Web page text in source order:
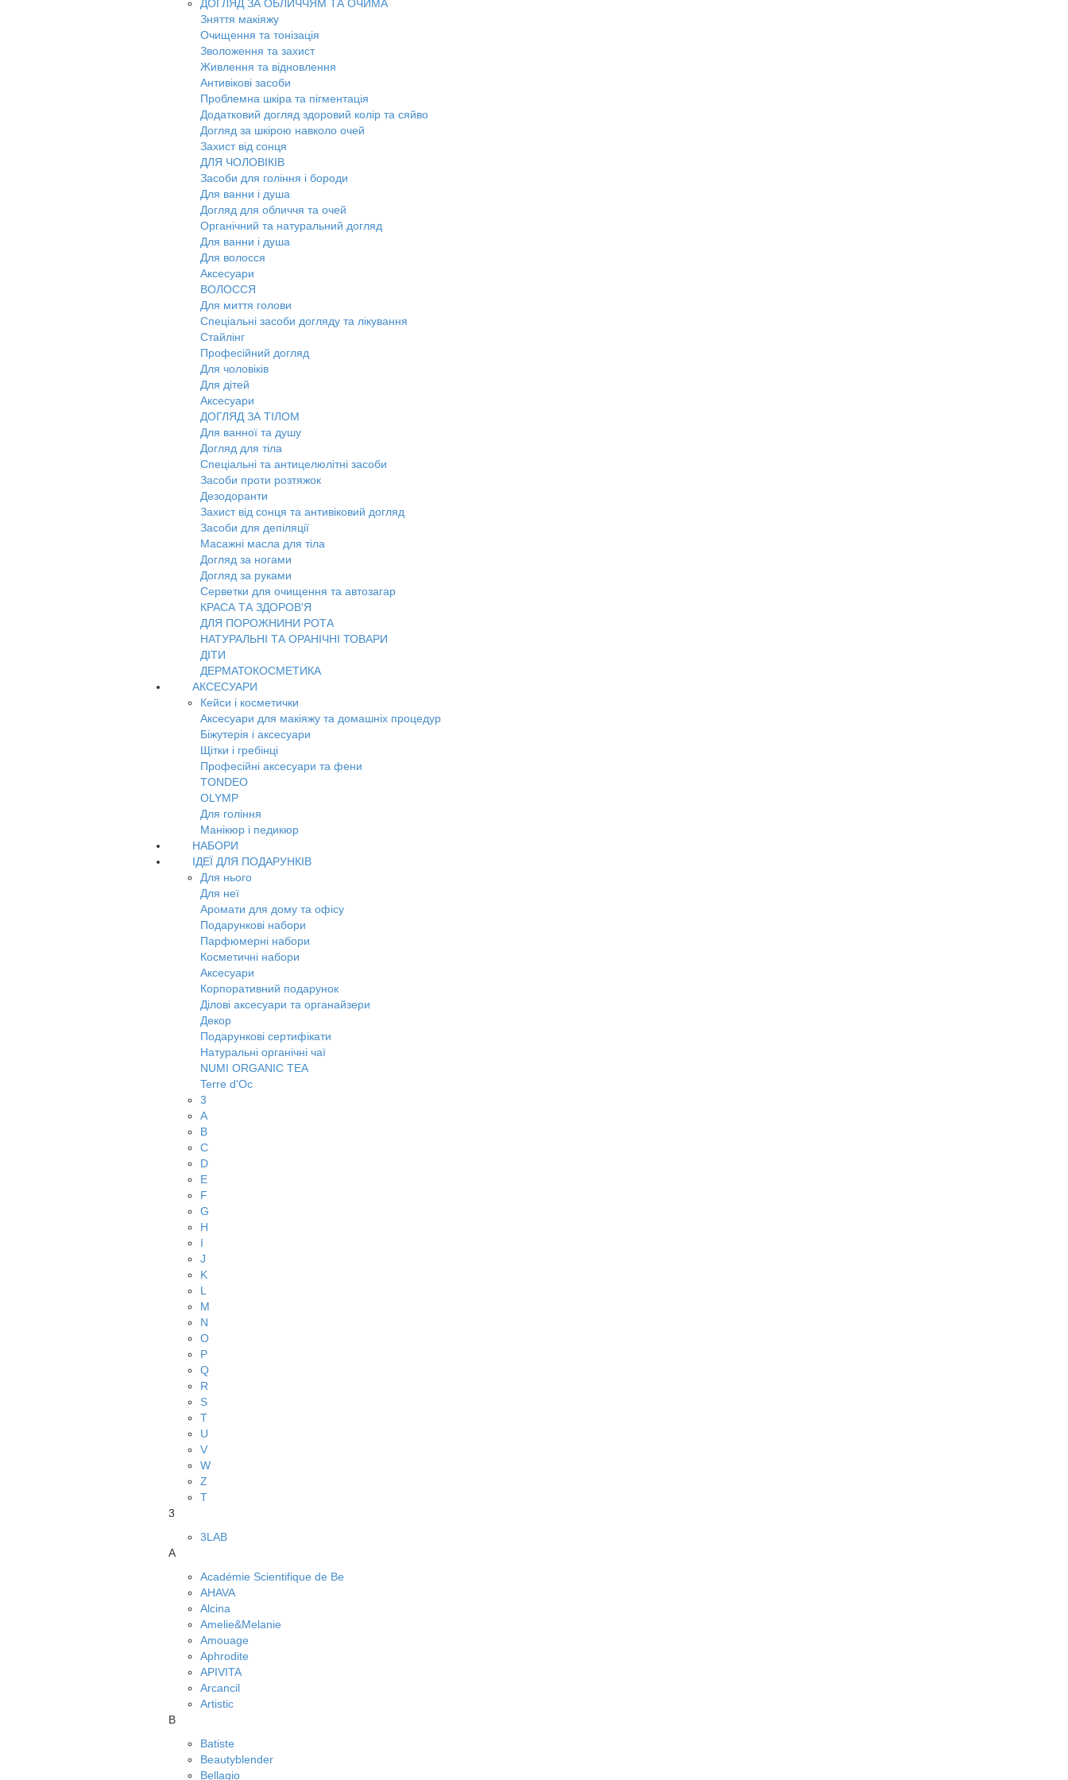
ДОГЛЯД ЗА ОБЛИЧЧЯМ ТА ОЧИМА
Зняття макіяжу
Очищення та тонізація
Зволоження та захист
Живлення та відновлення
Антивікові засоби
Проблемна шкіра та пігментація
Додатковий догляд здоровий колір та сяйво
Догляд за шкірою навколо очей
Захист від сонця
ДЛЯ ЧОЛОВІКІВ
Засоби для гоління і бороди
Для ванни і душа
Догляд для обличчя та очей
Органічний та натуральний догляд
Для ванни і душа
Для волосся
Аксесуари
ВОЛОССЯ
Для миття голови
Спеціальні засоби догляду та лікування
Стайлінг
Професійний догляд
Для чоловіків
Для дітей
Аксесуари
ДОГЛЯД ЗА ТІЛОМ
Для ванної та душу
Догляд для тіла
Спеціальні та антицелюлітні засоби
Засоби проти розтяжок
Дезодоранти
Захист від сонця та антивіковий догляд
Засоби для депіляції
Масажні масла для тіла
Догляд за ногами
Догляд за руками
Серветки для очищення та автозагар
КРАСА ТА ЗДОРОВ'Я
ДЛЯ ПОРОЖНИНИ РОТА
НАТУРАЛЬНІ ТА ОРАНІЧНІ ТОВАРИ
ДІТИ
ДЕРМАТОКОСМЕТИКА
АКСЕСУАРИ
Кейси і косметички
Аксесуари для макіяжу та домашніх процедур
Біжутерія і аксесуари
Щітки і гребінці
Професійні аксесуари та фени
TONDEO
OLYMP
Для гоління
Манікюр і педикюр
НАБОРИ
ІДЕЇ ДЛЯ ПОДАРУНКІВ
Для нього
Для неї
Аромати для дому та офісу
Подарункові набори
Парфюмерні набори
Косметичні набори
Аксесуари
Корпоративний подарунок
Ділові аксесуари та органайзери
Декор
Подарункові сертифікати
Натуральні органічні чаї
NUMI ORGANIC TEA
Terre d'Oc
3
A
B
C
D
E
F
G
H
I
J
K
L
M
N
O
P
Q
R
S
T
U
V
W
Z
Т
3
3LAB
A
Académie Scientifique de Be
AHAVA
Alcina
Amelie&Melanie
Amouage
Aphrodite
APIVITA
Arcancil
Artistic
B
Batiste
Beautyblender
Bellagio